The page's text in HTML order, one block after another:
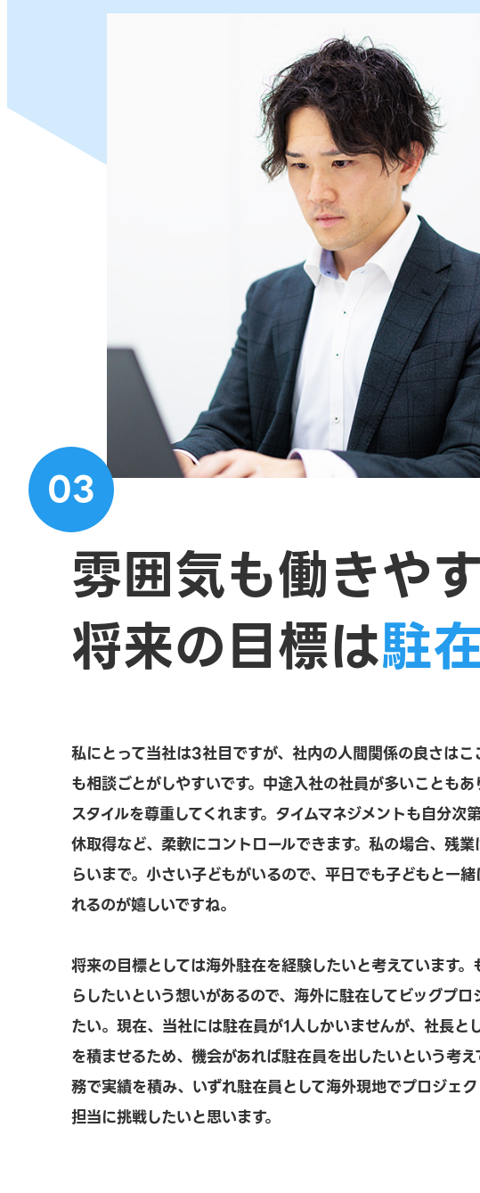
03
雰囲気も働きや
将来の目標は駐
私にとって当社は3社目ですが、社内の人間関係の良さは
も相談ごとがしやすいです。中途入社の社員が多いことも
スタイルを尊重してくれます。タイムマネジメントも自分次
休取得など、柔軟にコントロールできます。私の場合、残
らいまで。小さい子どもがいるので、平日でも子どもと一
れるのが嬉しいですね。
将来の目標としては海外駐在を経験したいと考えています
らしたいという想いがあるので、海外に駐在してビッグプ
たい。現在、当社には駐在員が1人しかいませんが、社長と
を積ませるため、機会があれば駐在員を出したいという考
務で実績を積み、いずれ駐在員として海外現地でプロジェ
担当に挑戦したいと思います。